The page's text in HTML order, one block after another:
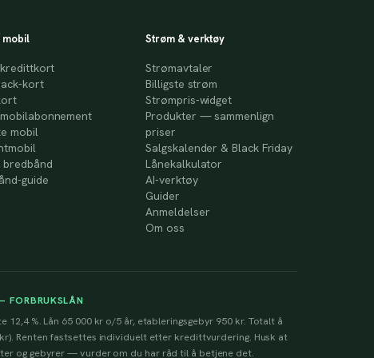
mobil
kort
mobil
bredbånd
guide
Strøm & verktøy
Strømavtaler
Billigste strøm
Strømpris-widget
Produkter — sammenlign
priser
Salgskalender & Black Friday
Lånekalkulator
AI-verktøy
Guider
Anmeldelser
Om oss
FORBRUKSLÅN
12,4 %. Lån 65 000 kr o/5 år, etableringsgebyr 950 kr. Totalt å
Renten fastsettes individuelt etter kredittvurdering. Husk at
og gebyrer — vurder om du har råd til å betjene det.